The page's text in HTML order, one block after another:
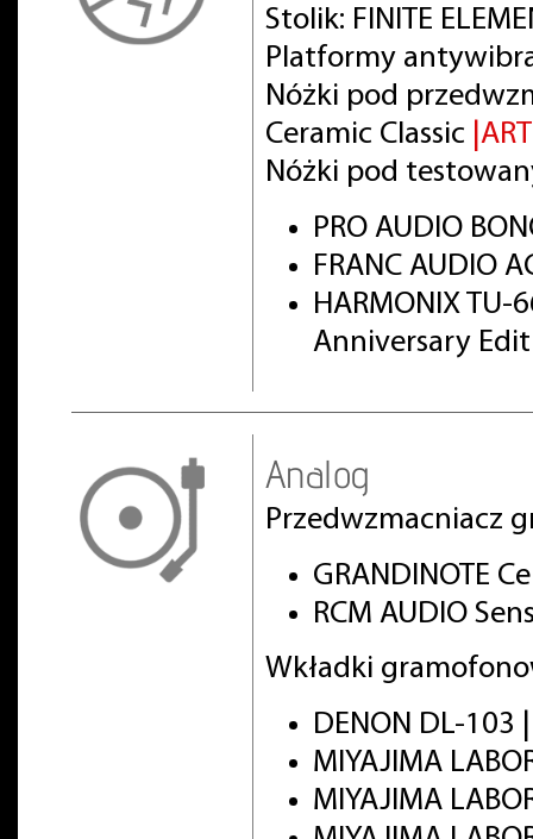
Stolik: FINITE
Platformy
Nóżki pod
Ceramic Classic
Nóżki pod
PRO AUDIO
FRANC AUDIO
HARMONIX TU-
Anniversary
Analog
Przedwzmacniacz
GRANDINOTE
RCM AUDIO
Wkładki
DENON DL-103
MIYAJIMA
MIYAJIMA